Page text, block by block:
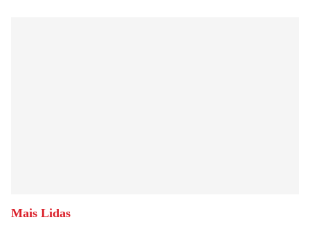
Mais Lidas